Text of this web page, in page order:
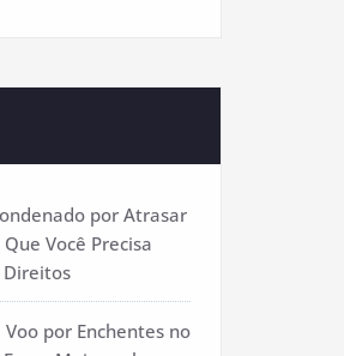
por Atrasar
Você Precisa
Direitos
por Enchentes no